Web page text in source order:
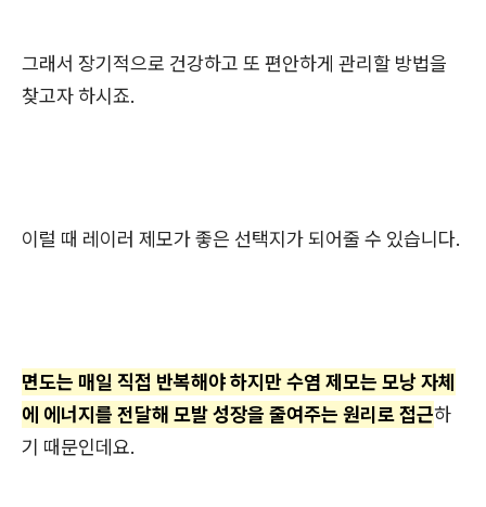
그래서 장기적으로 건강하고 또 편안하게 관리할 방법을
찾고자 하시죠.
이럴 때 레이러 제모가 좋은 선택지가 되어줄 수 있습니다.
면도는 매일 직접 반복해야 하지만 수염 제모는 모낭 자체
에 에너지를 전달해 모발 성장을 줄여주는 원리로 접근하
기 때문인데요.